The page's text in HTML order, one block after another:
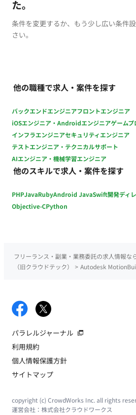
た。
条件を変更するか、もう少し広い条件
さい。
他の職種で求人・案件を探す
バックエンドエンジニアフロントエンジニア
iOSエンジニア・Androidエンジニアゲーム
インフラエンジニアセキュリティエンジニア
テストエンジニア・テクニカルサポート
AIエンジニア・機械学習エンジニア
他のスキルで求人・案件を探す
PHPJavaRubyAndroid JavaSwift開発ディ
Objective-CPython
フリーランス・副業・業務委託の求人情報な
（旧クラウドテック）
> Autodesk
パラレルジャーナル
利用規約
個人情報保護方針
サイトマップ
copyright (c) CrowdWorks Inc. all rights
運営会社： 株式会社クラウドワークス